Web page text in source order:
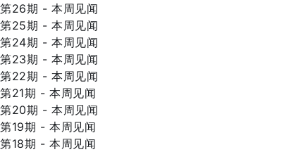
第26期 - 本周见闻
第25期 - 本周见闻
第24期 - 本周见闻
第23期 - 本周见闻
第22期 - 本周见闻
第21期 - 本周见闻
第20期 - 本周见闻
第19期 - 本周见闻
第18期 - 本周见闻